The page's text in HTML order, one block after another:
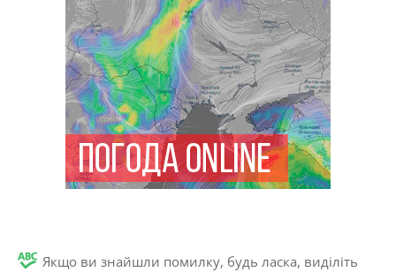
Якщо ви знайшли помилку, будь ласка, виділіть